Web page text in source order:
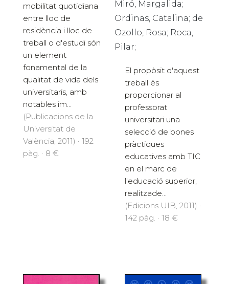
mobilitat quotidiana
entre lloc de
residència i lloc de
treball o d'estudi són
un element
fonamental de la
qualitat de vida dels
universitaris, amb
notables im...
(Publicacions de la
Universitat de
València, 2011) · 192
pàg. · 8 €
Miró, Margalida;
Ordinas, Catalina; de
Ozollo, Rosa; Roca,
Pilar;
El propòsit d'aquest
treball és
proporcionar al
professorat
universitari una
selecció de bones
pràctiques
educatives amb TIC
en el marc de
l'educació superior,
realitzade...
(Edicions UIB, 2011) ·
142 pàg. · 18 €